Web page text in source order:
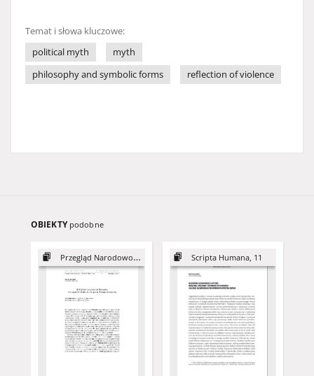
Temat i słowa kluczowe:
political myth
myth
philosophy and symbolic forms
reflection of violence
OBIEKTY podobne
Przegląd Narodowościowy, 3 Scripta Humana, 11